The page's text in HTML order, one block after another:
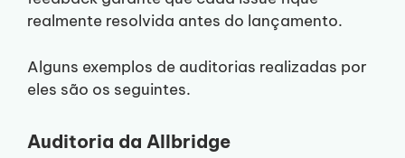
realmente resolvida antes do lançamento.
Alguns exemplos de auditorias realizadas por
eles são os seguintes.
Auditoria da Allbridge